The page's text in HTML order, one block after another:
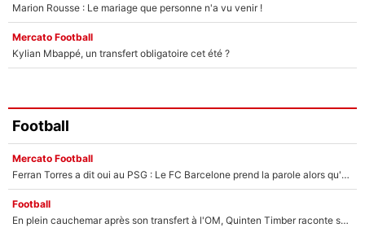
Marion Rousse : Le mariage que personne n'a vu venir !
Mercato Football
Kylian Mbappé, un transfert obligatoire cet été ?
Football
Mercato Football
Ferran Torres a dit oui au PSG : Le FC Barcelone prend la parole alors qu'un transfert de l'attaquant espagnol prend forme
Football
En plein cauchemar après son transfert à l'OM, Quinten Timber raconte ses doutes après sa signature à Marseille